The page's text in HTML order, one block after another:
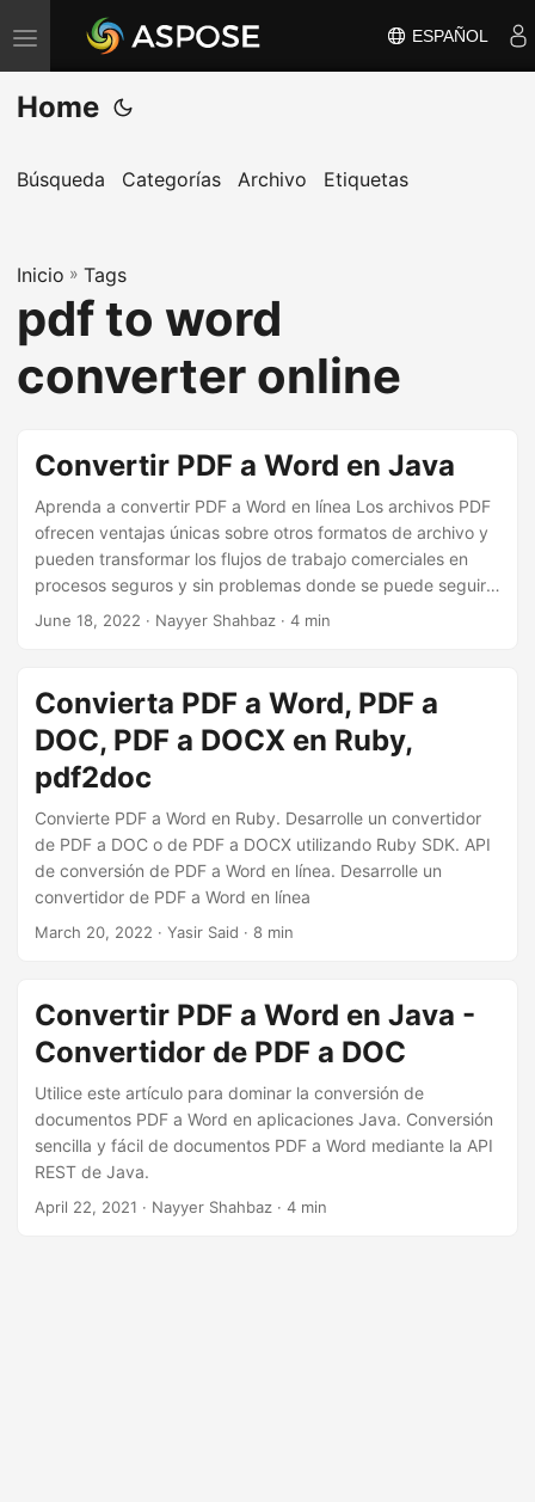
A
l
t
r
r
n
a
v
ESPAÑOL
Home
Búsqueda Categorías Archivo Etiquetas
Inicio » Tags
pdf to word
converter online
Convertir PDF a Word en Java
Aprenda a convertir PDF a Word en línea Los archivos PDF
ofrecen ventajas únicas sobre otros formatos de archivo y
pueden transformar los flujos de trabajo comerciales en
procesos seguros y sin problemas donde se puede seguir
de cerca el progreso. Además, compartir archivos en
aplicación nativa, el visor, el sistema operativo o el
dispositivo utilizado.
June 18, 2022 · Nayyer Shahbaz · 4 min
Convierta PDF a Word, PDF a
DOC, PDF a DOCX en Ruby,
pdf2doc
Convierte PDF a Word en Ruby. Desarrolle un convertidor
de PDF a DOC o de PDF a DOCX utilizando Ruby SDK. API
de conversión de PDF a Word en línea. Desarrolle un
convertidor de PDF a Word en línea
March 20, 2022 · Yasir Said · 8 min
Convertir PDF a Word en Java -
Convertidor de PDF a DOC
Utilice este artículo para dominar la conversión de
documentos PDF a Word en aplicaciones Java. Conversión
sencilla y fácil de documentos PDF a Word mediante la API
REST de Java.
April 22, 2021 · Nayyer Shahbaz · 4 min